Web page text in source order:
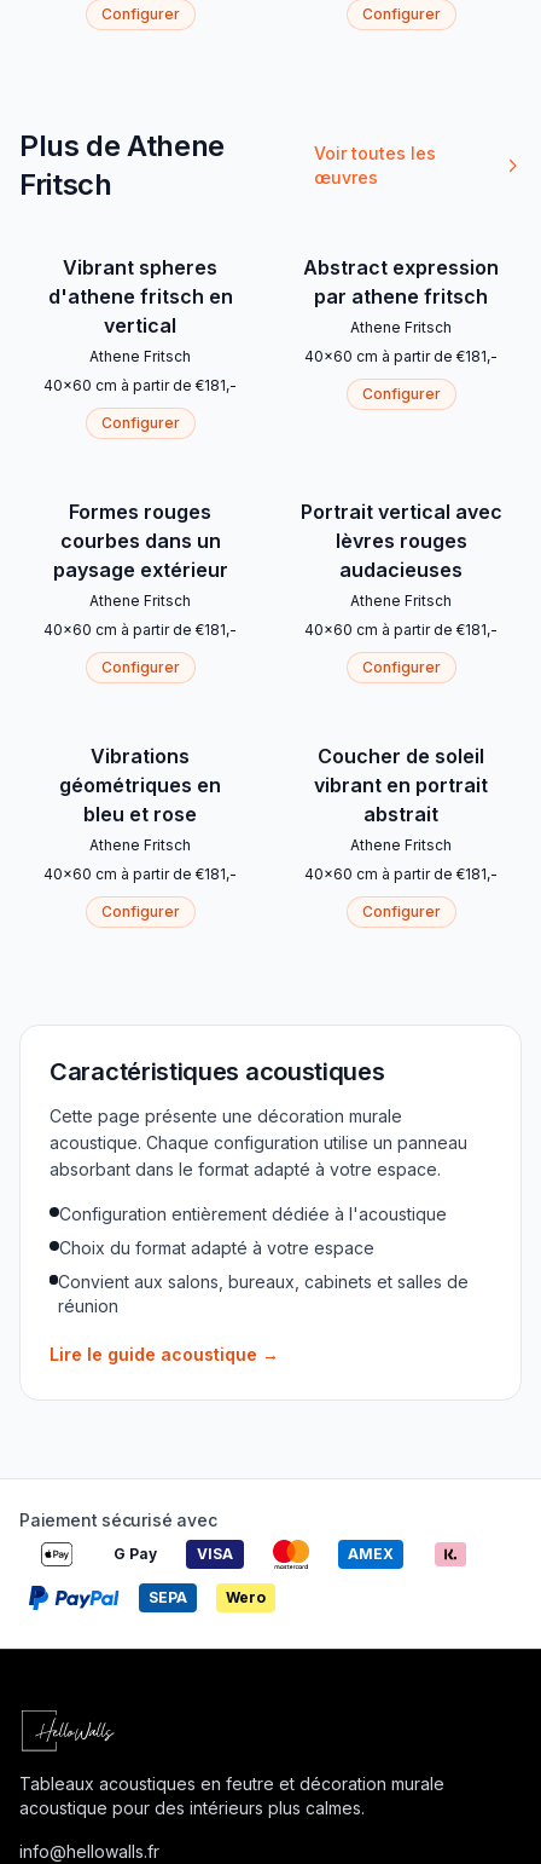
Configurer Configurer
Plus de Athene
Fritsch
Voir toutes les
œuvres
Vibrant spheres
d'athene fritsch en
vertical
Athene Fritsch
40x60 cm à partir de €181,-
Configurer
Abstract expression
par athene fritsch
Athene Fritsch
40x60 cm à partir de €181,-
Configurer
Formes rouges
courbes dans un
paysage extérieur
Athene Fritsch
40x60 cm à partir de €181,-
Configurer
Portrait vertical avec
lèvres rouges
audacieuses
Athene Fritsch
40x60 cm à partir de €181,-
Configurer
Vibrations
géométriques en
bleu et rose
Athene Fritsch
40x60 cm à partir de €181,-
Configurer
Coucher de soleil
vibrant en portrait
abstrait
Athene Fritsch
40x60 cm à partir de €181,-
Configurer
Caractéristiques acoustiques
Cette page présente une décoration murale
acoustique. Chaque configuration utilise un panneau
absorbant dans le format adapté à votre espace.
Configuration entièrement dédiée à l'acoustique
Choix du format adapté à votre espace
Convient aux salons, bureaux, cabinets et salles de
réunion
Lire le guide acoustique →
Paiement sécurisé avec
G Pay VISA AMEX
SEPA Wero
Tableaux acoustiques en feutre et décoration murale
acoustique pour des intérieurs plus calmes.
info@hellowalls.fr